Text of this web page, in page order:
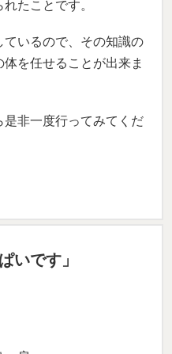
非一度行ってみてくだ
いです」
広
る